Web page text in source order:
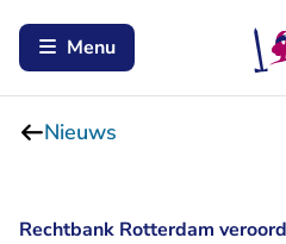
Menu
Nieuws
Rechtbank Rotterdam